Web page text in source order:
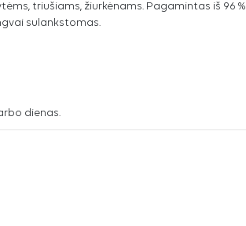
triušiams, žiurkėnams. Pagamintas iš 96 %
sulankstomas.
dienas.